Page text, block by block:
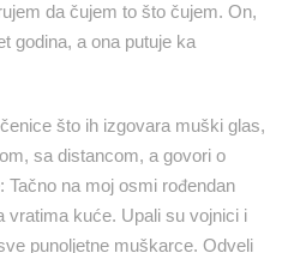
da čujem to što čujem. On,
godina, a ona putuje ka
što ih izgovara muški glas,
sa distancom, a govori o
na moj osmi rođendan
vratima kuće. Upali su vojnici i
punoljetne muškarce. Odveli